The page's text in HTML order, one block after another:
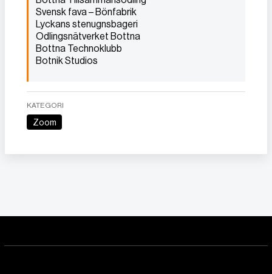
Svensk fava – Bönfabrik
Lyckans stenugnsbageri
Odlingsnätverket Bottna
Bottna Technoklubb
Botnik Studios
KATEGORI
Zoom